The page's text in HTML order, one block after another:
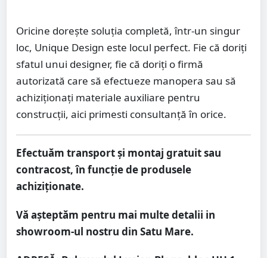
Oricine dorește soluția completă, într-un singur
loc, Unique Design este locul perfect. Fie că doriți
sfatul unui designer, fie că doriți o firmă
autorizată care să efectueze manopera sau să
achiziționați materiale auxiliare pentru
construcții, aici primesti consultanță în orice.
Efectuăm transport și montaj gratuit sau
contracost, în funcție de produsele
achiziționate.
Vă așteptăm pentru mai multe detalii in
showroom-ul nostru din Satu Mare.